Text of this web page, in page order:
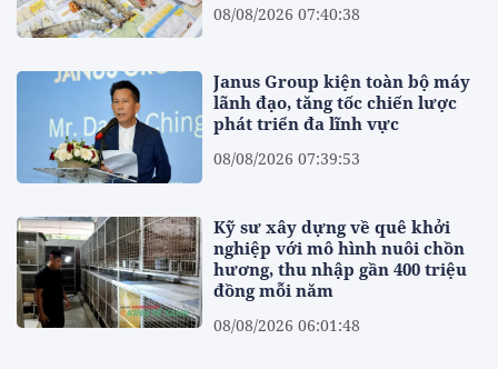
08/08/2026 07:40:38
Janus Group kiện toàn bộ máy
lãnh đạo, tăng tốc chiến lược
phát triển đa lĩnh vực
08/08/2026 07:39:53
Kỹ sư xây dựng về quê khởi
nghiệp với mô hình nuôi chồn
hương, thu nhập gần 400 triệu
đồng mỗi năm
08/08/2026 06:01:48